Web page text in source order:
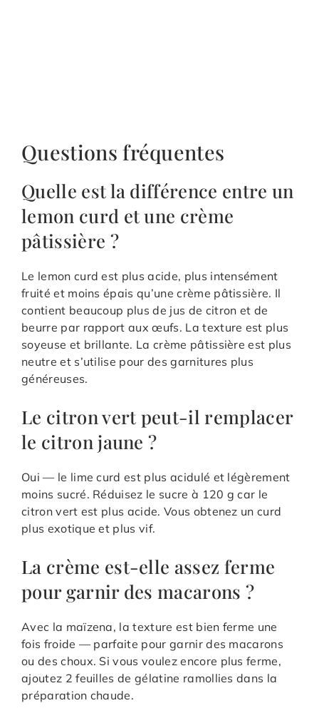
Questions fréquentes
Quelle est la différence entre un
lemon curd et une crème
pâtissière ?
Le lemon curd est plus acide, plus intensément
fruité et moins épais qu’une crème pâtissière. Il
contient beaucoup plus de jus de citron et de
beurre par rapport aux œufs. La texture est plus
soyeuse et brillante. La crème pâtissière est plus
neutre et s’utilise pour des garnitures plus
généreuses.
Le citron vert peut-il remplacer
le citron jaune ?
Oui — le lime curd est plus acidulé et légèrement
moins sucré. Réduisez le sucre à 120 g car le
citron vert est plus acide. Vous obtenez un curd
plus exotique et plus vif.
La crème est-elle assez ferme
pour garnir des macarons ?
Avec la maïzena, la texture est bien ferme une
fois froide — parfaite pour garnir des macarons
ou des choux. Si vous voulez encore plus ferme,
ajoutez 2 feuilles de gélatine ramollies dans la
préparation chaude.